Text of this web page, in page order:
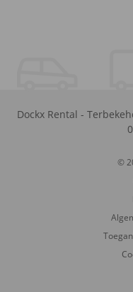
Dockx Rental -
©